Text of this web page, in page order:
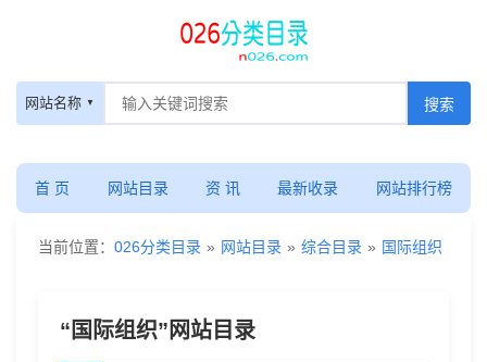
国
际
组
织
网
网站名称
首 页 网站目录 资 讯 最新收录 网站排行榜
当前位置： 026分类目录 » 网站目录 » 综合目录 » 国际组织
“国际组织”网站目录